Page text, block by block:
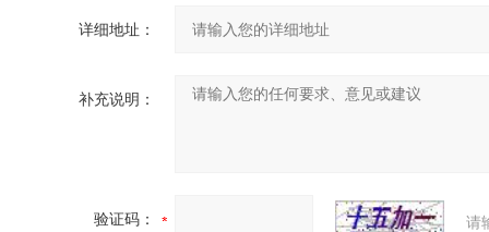
详细地址：
补充说明：
验证码： 请